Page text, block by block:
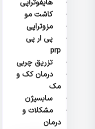
هایفوتراپی
کاشت مو
مزوتراپی
پی ار پی
prp
تزریق چربی
درمان کک و
مک
سابسیژن
مشکلات و
درمان